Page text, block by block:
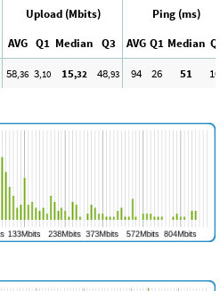
Upload (Mbits)
Ping (ms)
AVG Q1 Median Q3 AVG Q1 Median
58,36 3,10 15,32 48,93 94 26 51